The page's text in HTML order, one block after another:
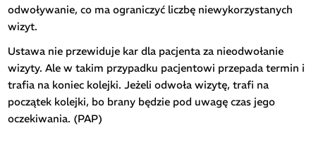
odwoływanie, co ma ograniczyć liczbę niewykorzystanych
wizyt.
Ustawa nie przewiduje kar dla pacjenta za nieodwołanie
wizyty. Ale w takim przypadku pacjentowi przepada termin i
trafia na koniec kolejki. Jeżeli odwoła wizytę, trafi na
początek kolejki, bo brany będzie pod uwagę czas jego
oczekiwania. (PAP)